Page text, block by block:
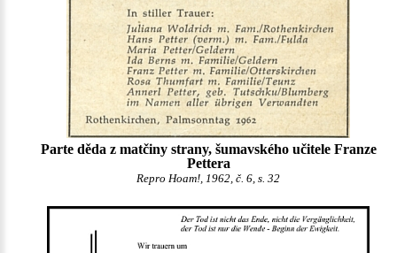
Parte děda z matčiny strany, šumavského učitele Franze
Pettera
Repro Hoam!, 1962, č. 6, s. 32